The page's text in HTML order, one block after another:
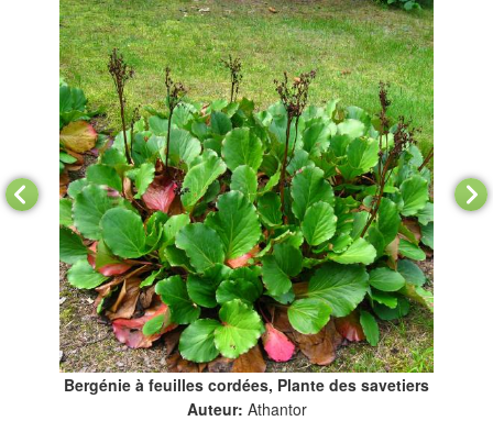
Bergénie à feuilles cordées, Plante des savetiers
Auteur: Athantor